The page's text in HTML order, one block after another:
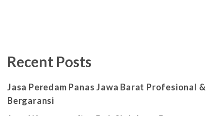
Recent Posts
Jasa Peredam Panas Jawa Barat Profesional &
Bergaransi